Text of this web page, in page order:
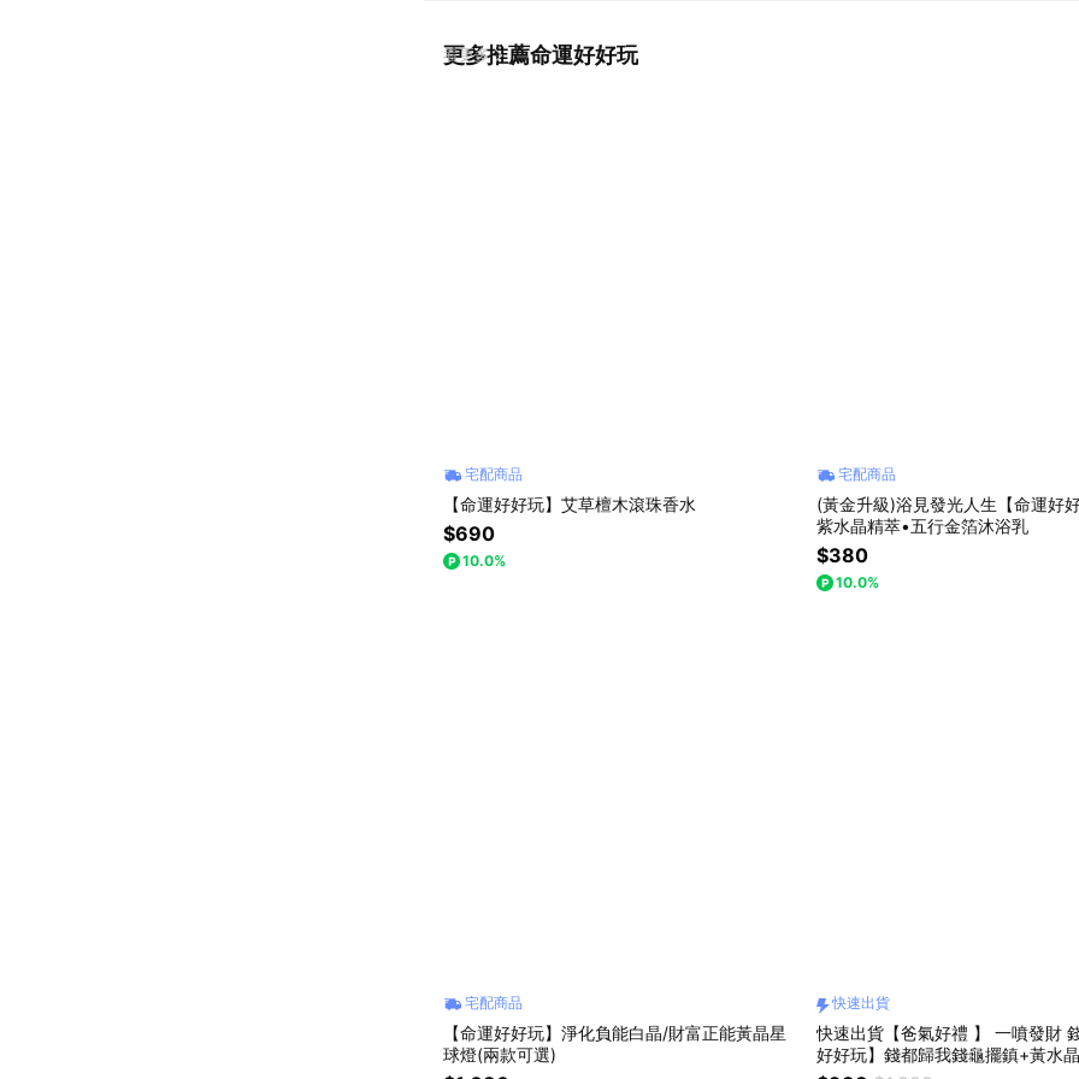
更多推薦命運好好玩
看更多
宅配商品
【命運好好玩】艾草檀木滾珠香水
$690
10.0%
宅配商品
(黃金升級)浴見發光人生【命運好
紫水晶精萃•五行金箔沐浴乳
$380
10.0%
宅配商品
【命運好好玩】淨化負能白晶/財富正能黃晶星
球燈(兩款可選)
快速出貨
快速出貨【爸氣好禮 】 一噴發財
好好玩】錢都歸我錢龜擺鎮+黃水